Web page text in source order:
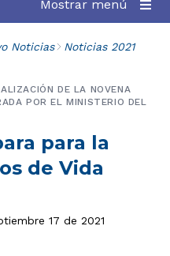
Mostrar menú
Noticias Noticias 2021
para la
de Vida
DE LA NOVENA
POR EL MINISTERIO DEL
17 de 2021